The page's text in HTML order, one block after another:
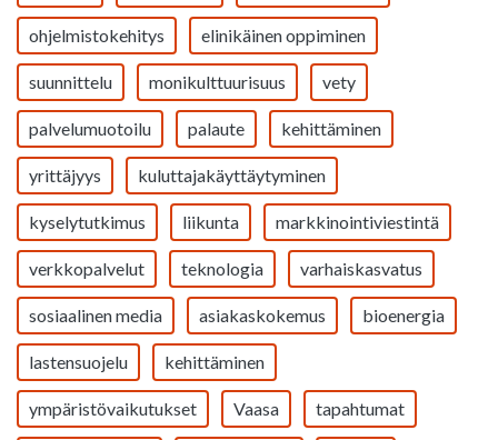
ohjelmistokehitys elinikäinen oppiminen
suunnittelu monikulttuurisuus vety
palvelumuotoilu palaute kehittäminen
yrittäjyys kuluttajakäyttäytyminen
kyselytutkimus liikunta markkinointiviestintä
verkkopalvelut teknologia varhaiskasvatus
sosiaalinen media asiakaskokemus bioenergia
lastensuojelu kehittäminen
ympäristövaikutukset Vaasa tapahtumat